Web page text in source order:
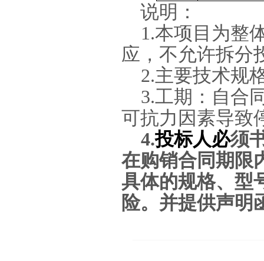
说明：
1.本项目为整
应，不允许拆分
2.主要技术规
3.工期 ： 自合
可抗力因素导致
4.投标人必须
在购销合同期限
具体的规格、型
险。并提供声明